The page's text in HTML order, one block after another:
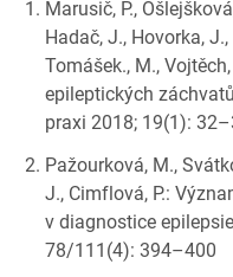
Marusič, P.,
Hadač, J., Hovorka, J.,
Tomášek., M.,
epileptických
praxi 2018; 19(1):
Pažourková, M.,
J., Cimflová, P.:
v diagnostice
78/111(4): 394–400